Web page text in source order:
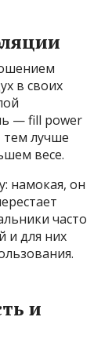
в своих
— fill power
тем лучше
весе.
намокая, он
часто
и для них
и